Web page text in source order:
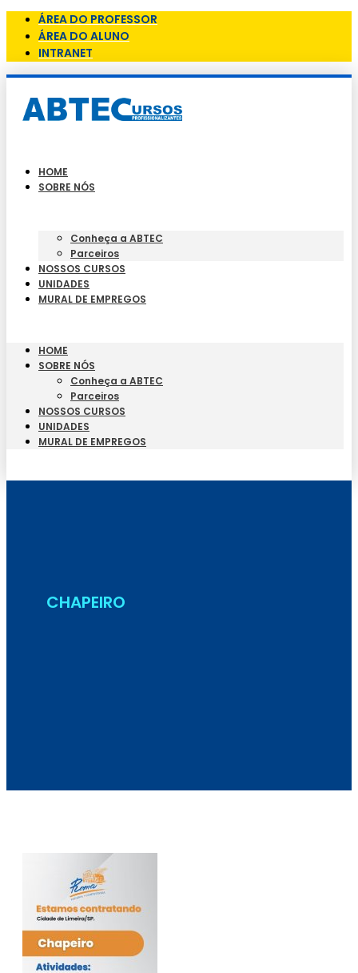
ÁREA DO PROFESSOR
ÁREA DO ALUNO
INTRANET
HOME
SOBRE NÓS
Conheça a ABTEC
Parceiros
NOSSOS CURSOS
UNIDADES
MURAL DE EMPREGOS
HOME
SOBRE NÓS
Conheça a ABTEC
Parceiros
NOSSOS CURSOS
UNIDADES
MURAL DE EMPREGOS
CHAPEIRO